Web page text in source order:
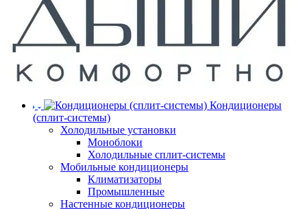
Кондиционеры
(сплит-системы)
Холодильные установки
Моноблоки
Холодильные сплит-системы
Мобильные кондиционеры
Климатизаторы
Промышленные
Настенные кондиционеры